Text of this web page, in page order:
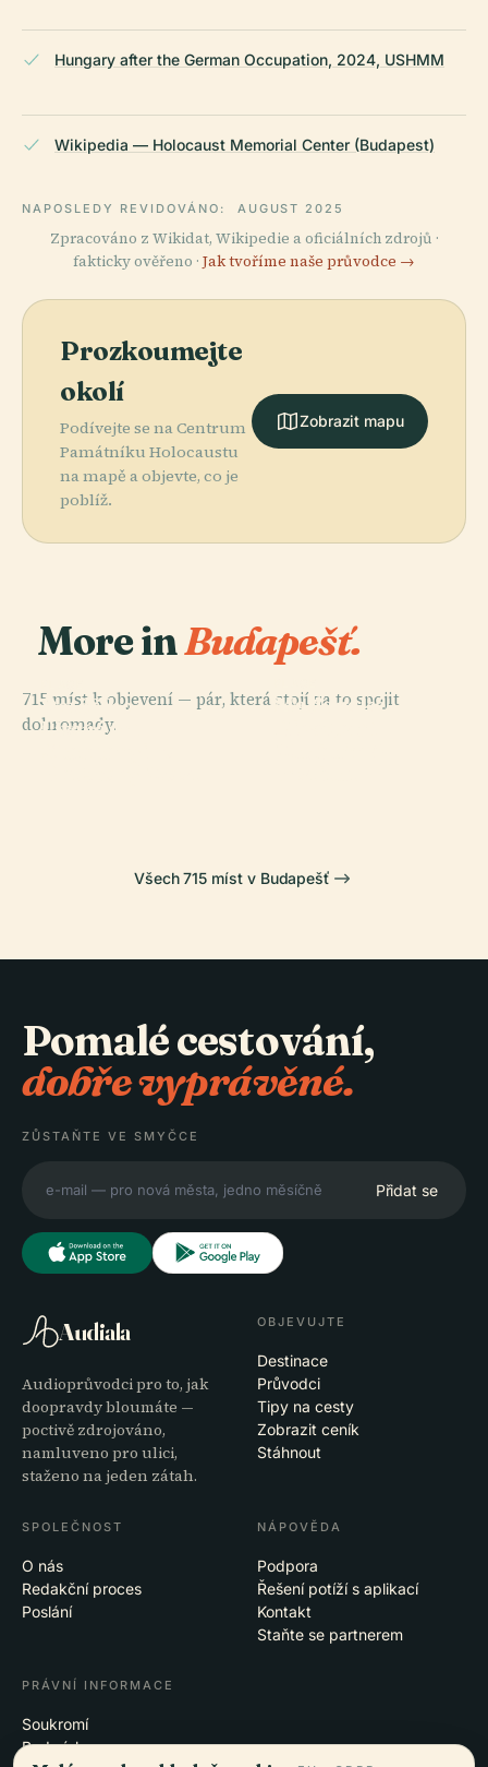
Hungary after the German Occupation, 2024, USHMM
Wikipedia — Holocaust Memorial Center (Budapest)
NAPOSLEDY REVIDOVÁNO: AUGUST 2025
Zpracováno z Wikidat, Wikipedie a oficiálních zdrojů ·
fakticky ověřeno · Jak tvoříme naše průvodce →
Prozkoumejte
okolí
Podívejte se na Centrum
Památníku Holocaustu
na mapě a objevte, co je
poblíž.
Zobrazit mapu
More inBudapešť.
715 míst k objevení — pár, která stojí za to spojit
dohromady.
Petőfiho
Literární
PLACE
PLACE
Maďarské
Všech 715 míst v Budapešť
Pomalé cestování,
dobře vyprávěné.
ZŮSTAŇTE VE SMYČCE
Přidat se
Audiala
Audioprůvodci pro to, jak
doopravdy bloumáte —
poctivě zdrojováno,
namluveno pro ulici,
staženo na jeden zátah.
OBJEVUJTE
Destinace
Průvodci
Tipy na cesty
Zobrazit ceník
Stáhnout
SPOLEČNOST
O nás
Redakční proces
Poslání
NÁPOVĚDA
Podpora
Řešení potíží s aplikací
Kontakt
Staňte se partnerem
PRÁVNÍ INFORMACE
Soukromí
Podmínky